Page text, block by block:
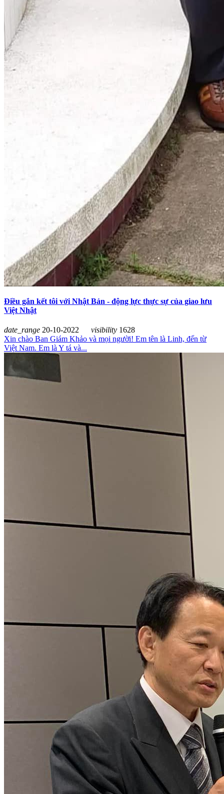
Điều gắn kết tôi với Nhật Bản - động lực thực sự của giao lưu
Việt Nhật
date_range 20-10-2022 visibility 1628
Xin chào Ban Giám Khảo và mọi người! Em tên là Linh, đến từ
Việt Nam. Em là Y tá và...